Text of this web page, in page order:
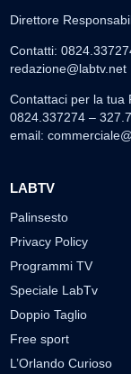
Direttore
Contatti:
redazione@labtv.net
Contattaci per la tua
0824.337274 –
email:
LABTV
Palinsesto
Privacy Policy
Programmi TV
Speciale LabTv
Doppio Taglio
Free sport
L’Orlando Curioso